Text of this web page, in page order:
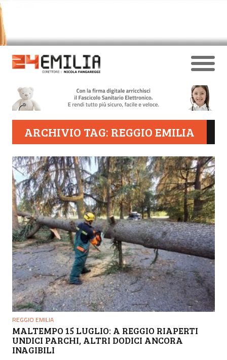
ARCHIVIO TAG: REGGIO EMILIA
REGGIO EMILIA
MALTEMPO 15 LUGLIO: A REGGIO RIAPERTI
UNDICI PARCHI, ALTRI DODICI ANCORA
INAGIBILI